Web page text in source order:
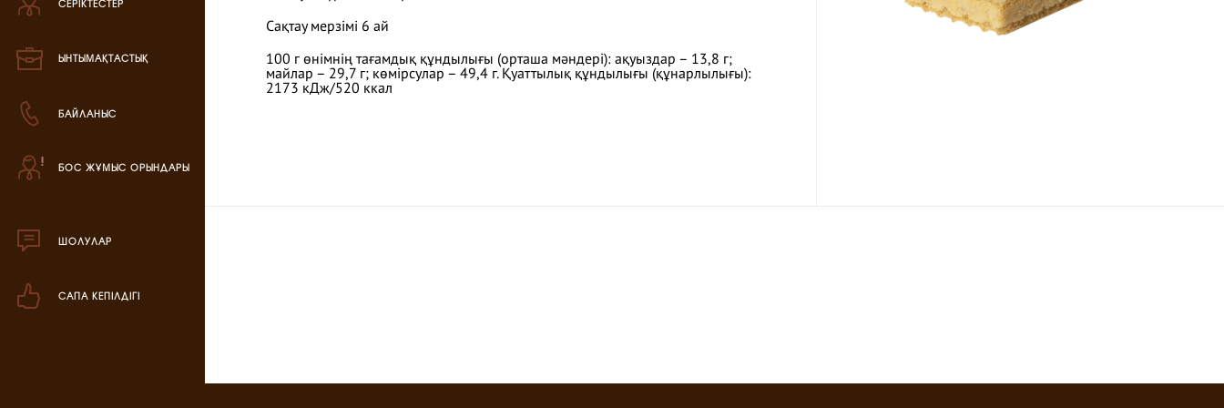
СЕРІКТЕСТЕР
ЫНТЫМАҚТАСТЫҚ
БАЙЛАНЫС
БОС ЖҰМЫС ОРЫНДАРЫ
ШОЛУЛАР
САПА КЕПІЛДІГІ
өнімі
өнімі
паста
продукции
РК
каталог
Сақтау мерзімі 6 ай
100 г өнімнің тағамдық құндылығы (орташа мәндері): ақуыздар – 13,8 г;
майлар – 29,7 г; көмірсулар – 49,4 г. Қуаттылық құндылығы (құнарлылығы):
2173 кДж/520 ккал